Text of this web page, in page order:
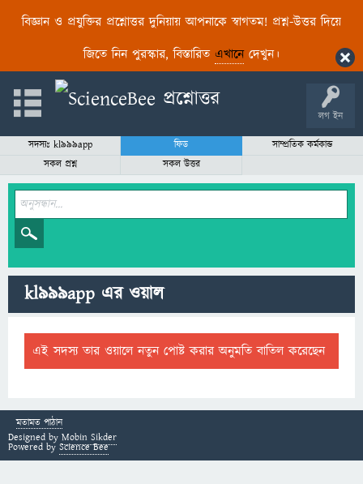
বিজ্ঞান ও প্রযুক্তির প্রশ্নোত্তর দুনিয়ায় আপনাকে স্বাগতম! প্রশ্ন-উত্তর দিয়ে
জিতে নিন পুরস্কার, বিস্তারিত এখানেদেখুন।
লগ ইন
সদস্যঃ kl999app ফিড
সাম্প্রতিক কর্মকান্ড
সকল প্রশ্ন
সকল উত্তর
kl999app এর ওয়াল
এই সদস্য তার ওয়ালে নতুন পোষ্ট করার অনুমতি বাতিল করেছেন
মতামত পাঠান
Designed by Mobin Sikder
Powered by Science Bee